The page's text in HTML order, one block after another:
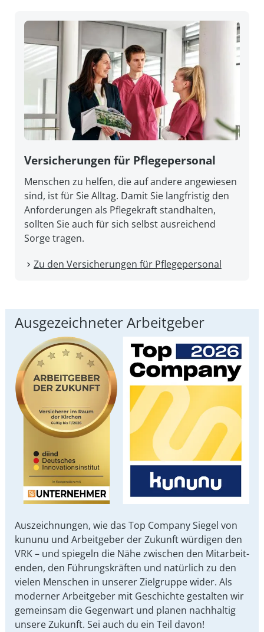
Versicherungen für Pflegepersonal
Menschen zu helfen, die auf andere angewiesen
sind, ist für Sie Alltag. Damit Sie lang­fristig den
An­forderungen als Pflege­kraft stand­halten,
sollten Sie auch für sich selbst aus­reichend
Sorge tragen.
Zu den Versicherungen für Pflegepersonal
Ausgezeichneter Arbeitgeber
Auszeichnungen, wie das Top Company Siegel von
kununu und Arbeit­geber der Zukunft würdigen den
VRK – und spiegeln die Nähe zwischen den Mit­arbeit­
enden, den Führungs­kräften und natürlich zu den
vielen Menschen in unserer Ziel­gruppe wider. Als
moderner Arbeit­geber mit Ge­schichte gestalten wir
ge­mein­sam die Gegen­wart und planen nach­haltig
unsere Zu­kunft. Sei auch du ein Teil davon!